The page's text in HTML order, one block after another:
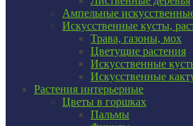
Ампельные
Искусственные кусты,
Трава, газоны, мох
Цветущие растения
Искусственные
Искусственные
Растения интерьерные
Цветы в горшках
Пальмы